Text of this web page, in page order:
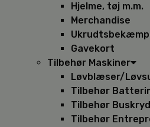
Hjelme, tøj m.m.
Merchandise
Gavekort
Tilbehør Maskiner
Løvblæser/
Tilbehør
Tilbehør
Tilbehør